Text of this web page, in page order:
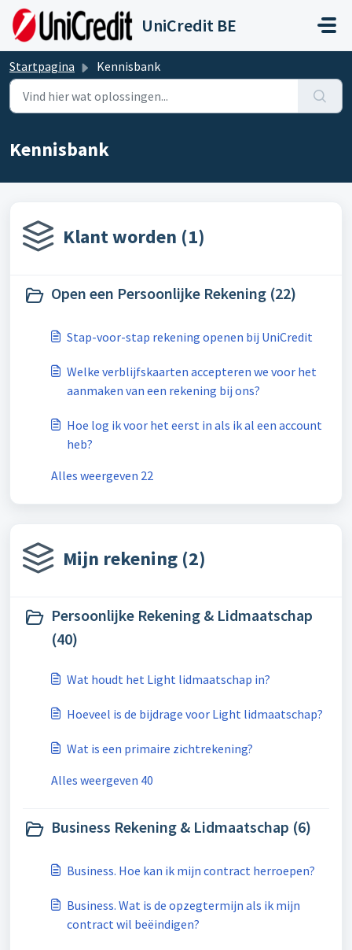
Doorgaan naar hoofdinhoud
UniCredit BE
Startpagina Kennisbank
Kennisbank
Klant worden (1)
Open een Persoonlijke Rekening (22)
Stap-voor-stap rekening openen bij UniCredit
Welke verblijfskaarten accepteren we voor het
aanmaken van een rekening bij ons?
Hoe log ik voor het eerst in als ik al een account
heb?
Alles weergeven 22
Mijn rekening (2)
Persoonlijke Rekening & Lidmaatschap
(40)
Wat houdt het Light lidmaatschap in?
Hoeveel is de bijdrage voor Light lidmaatschap?
Wat is een primaire zichtrekening?
Alles weergeven 40
Business Rekening & Lidmaatschap (6)
Business. Hoe kan ik mijn contract herroepen?
Business. Wat is de opzegtermijn als ik mijn
contract wil beëindigen?